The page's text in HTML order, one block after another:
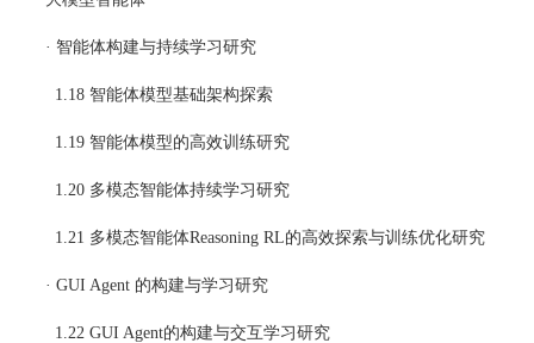
· 智能体构建与持续学习研究
1.18 智能体模型基础架构探索
1.19 智能体模型的高效训练研究
1.20 多模态智能体持续学习研究
1.21 多模态智能体Reasoning RL的高效探索与训练优化研究
· GUI Agent 的构建与学习研究
1.22 GUI Agent的构建与交互学习研究